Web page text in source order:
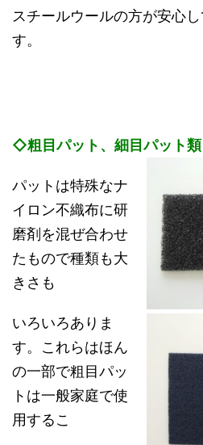
スチールウールの方が安心
す。
◇粗目パット、細目パット類
パットは特殊なナ
イロン不織布に研
磨剤を混ぜ合わせ
たもので種類も大
きさも
いろいろありま
す。これらはほん
の一部で粗目パッ
トは一般家庭で使
用するこ